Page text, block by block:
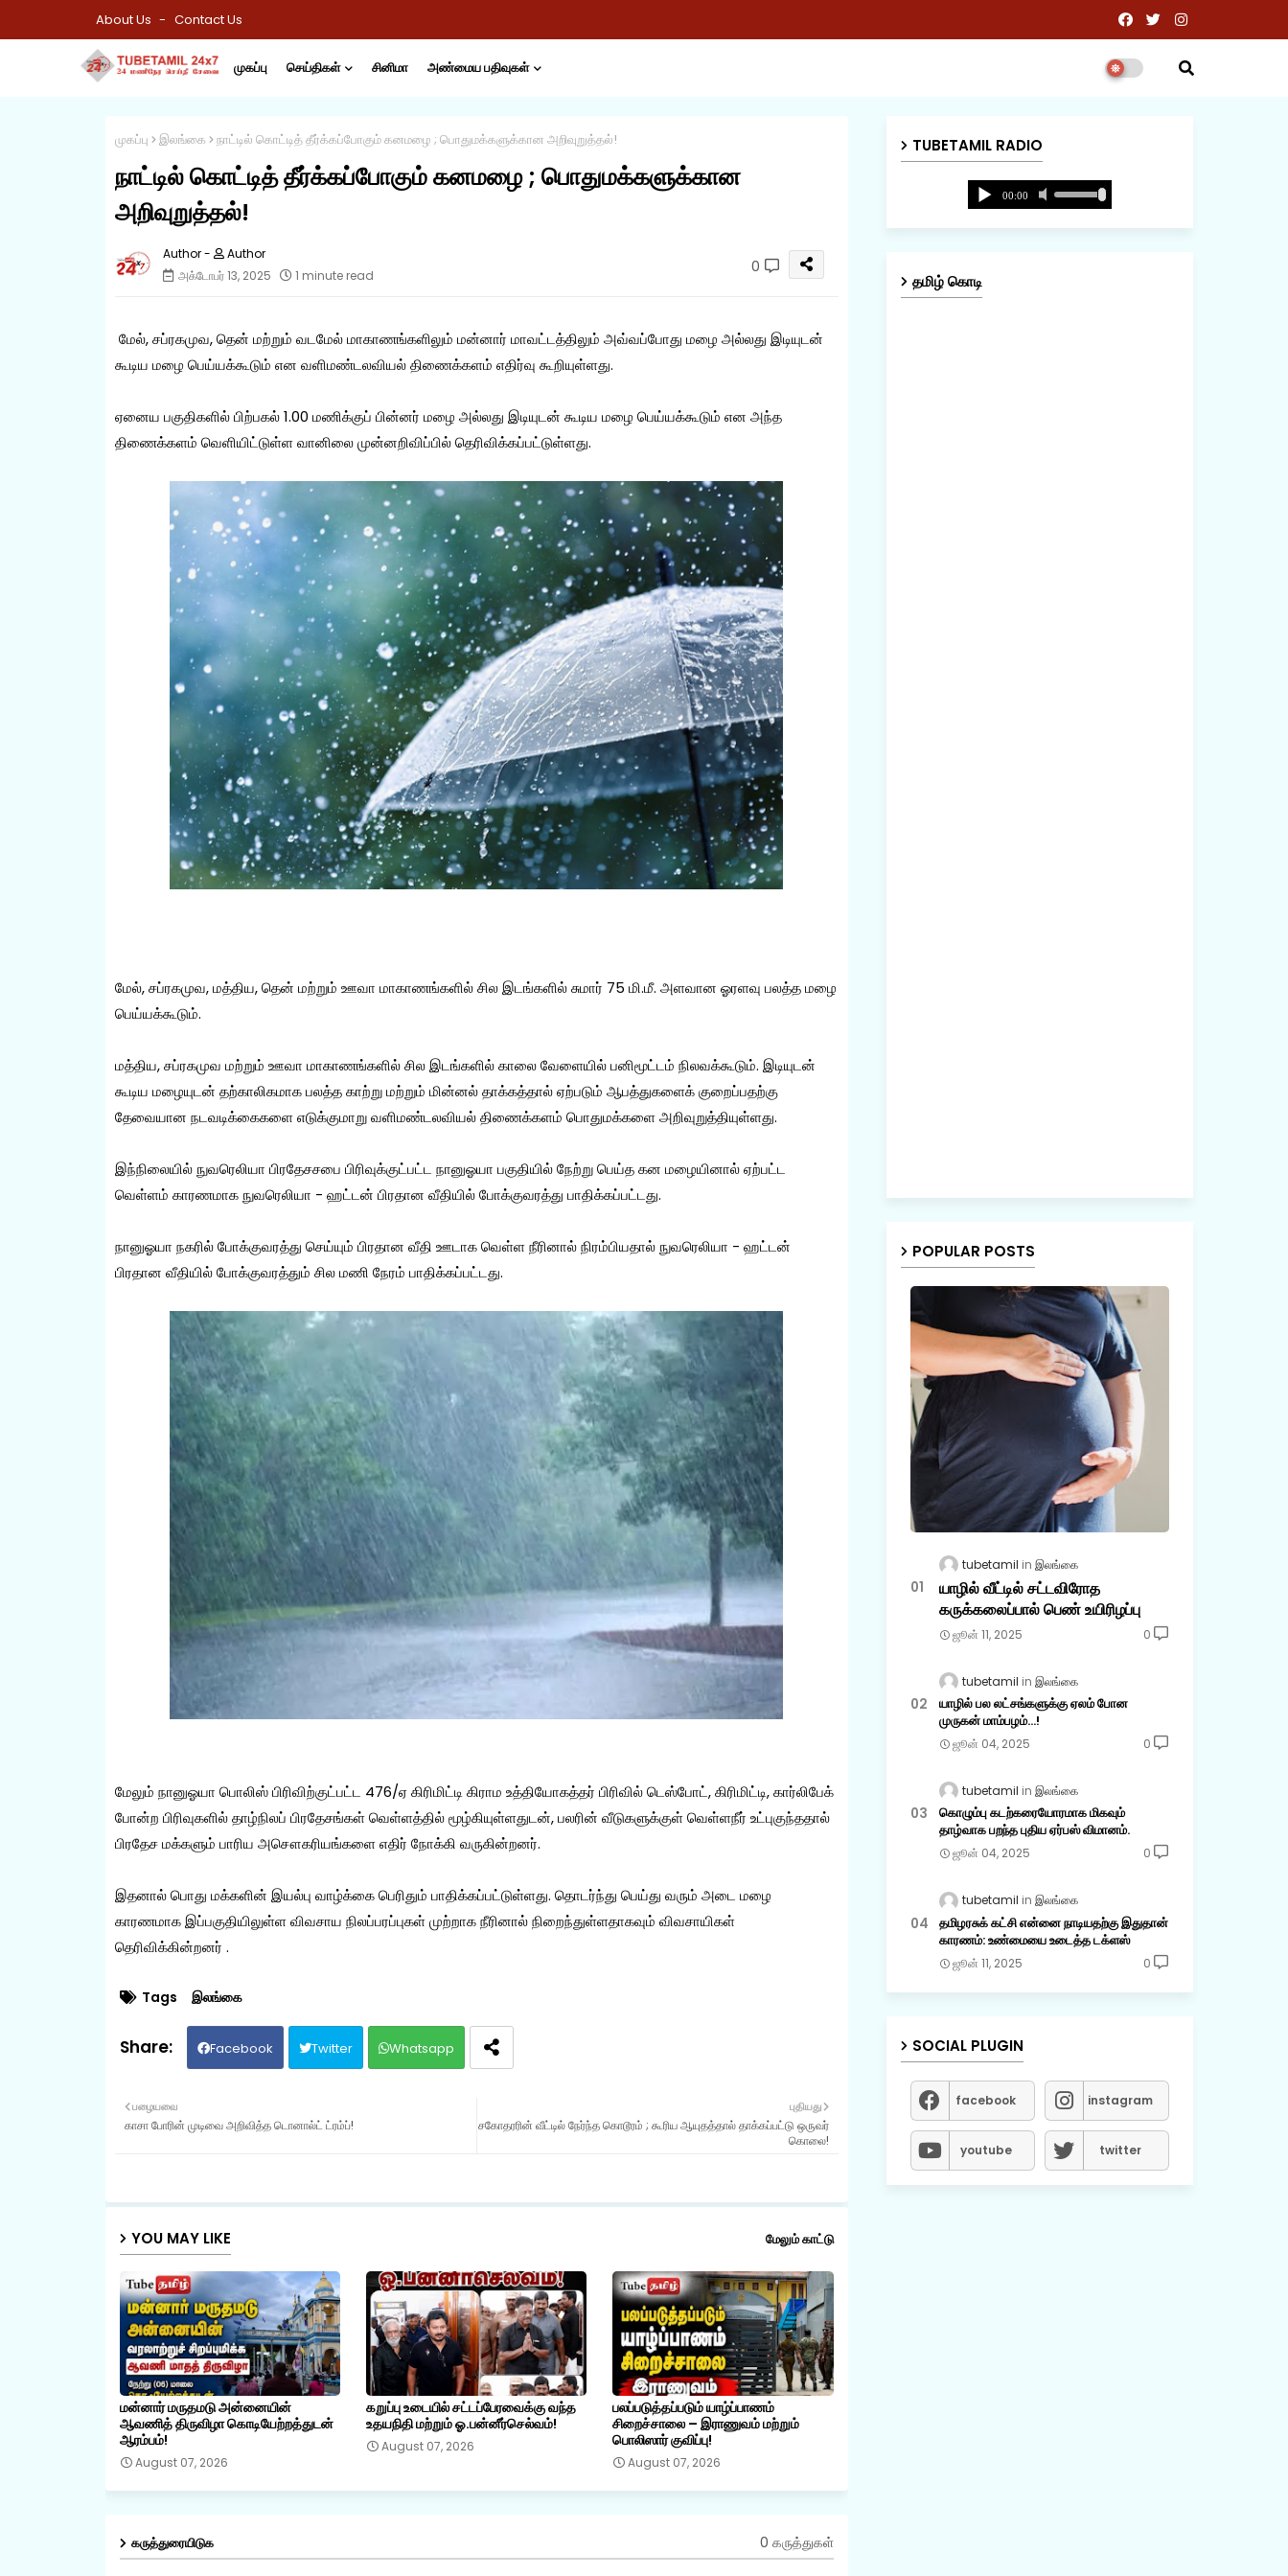
About Us Contact Us
முகப்பு செய்திகள் சினிமா அண்மைய பதிவுகள்
முகப்பு இலங்கை நாட்டில் கொட்டித் தீர்க்கப்போகும் கனமழை ; பொதுமக்களுக்கான அறிவுறுத்தல்!
நாட்டில் கொட்டித் தீர்க்கப்போகும் கனமழை ; பொதுமக்களுக்கான
அறிவுறுத்தல்!
Author
அக்டோபர் 13, 2025
1 minute read 0
மேல், சப்ரகமுவ, தென் மற்றும் வடமேல் மாகாணங்களிலும் மன்னார் மாவட்டத்திலும் அவ்வப்போது மழை அல்லது இடியுடன்
கூடிய மழை பெய்யக்கூடும் என வளிமண்டலவியல் திணைக்களம் எதிர்வு கூறியுள்ளது.
ஏனைய பகுதிகளில் பிற்பகல் 1.00 மணிக்குப் பின்னர் மழை அல்லது இடியுடன் கூடிய மழை பெய்யக்கூடும் என அந்த
திணைக்களம் வெளியிட்டுள்ள வானிலை முன்னறிவிப்பில் தெரிவிக்கப்பட்டுள்ளது.
மேல், சப்ரகமுவ, மத்திய, தென் மற்றும் ஊவா மாகாணங்களில் சில இடங்களில் சுமார் 75 மி.மீ. அளவான ஓரளவு பலத்த மழை
பெய்யக்கூடும்.
மத்திய, சப்ரகமுவ மற்றும் ஊவா மாகாணங்களில் சில இடங்களில் காலை வேளையில் பனிமூட்டம் நிலவக்கூடும். இடியுடன்
கூடிய மழையுடன் தற்காலிகமாக பலத்த காற்று மற்றும் மின்னல் தாக்கத்தால் ஏற்படும் ஆபத்துகளைக் குறைப்பதற்கு
தேவையான நடவடிக்கைகளை எடுக்குமாறு வளிமண்டலவியல் திணைக்களம் பொதுமக்களை அறிவுறுத்தியுள்ளது.
இந்நிலையில் நுவரெலியா பிரதேசசபை பிரிவுக்குட்பட்ட நானுஓயா பகுதியில் நேற்று பெய்த கன மழையினால் ஏற்பட்ட
வெள்ளம் காரணமாக நுவரெலியா - ஹட்டன் பிரதான வீதியில் போக்குவரத்து பாதிக்கப்பட்டது.
நானுஓயா நகரில் போக்குவரத்து செய்யும் பிரதான வீதி ஊடாக வெள்ள நீரினால் நிரம்பியதால் நுவரெலியா - ஹட்டன்
பிரதான வீதியில் போக்குவரத்தும் சில மணி நேரம் பாதிக்கப்பட்டது.
மேலும் நானுஓயா பொலிஸ் பிரிவிற்குட்பட்ட 476/ஏ கிரிமிட்டி கிராம உத்தியோகத்தர் பிரிவில் டெஸ்போட், கிரிமிட்டி, கார்லிபேக்
போன்ற பிரிவுகளில் தாழ்நிலப் பிரதேசங்கள் வெள்ளத்தில் மூழ்கியுள்ளதுடன், பலரின் வீடுகளுக்குள் வெள்ளநீர் உட்புகுந்ததால்
பிரதேச மக்களும் பாரிய அசௌகரியங்களை எதிர் நோக்கி வருகின்றனர்.
இதனால் பொது மக்களின் இயல்பு வாழ்க்கை பெரிதும் பாதிக்கப்பட்டுள்ளது. தொடர்ந்து பெய்து வரும் அடை மழை
காரணமாக இப்பகுதியிலுள்ள விவசாய நிலப்பரப்புகள் முற்றாக நீரினால் நிறைந்துள்ளதாகவும் விவசாயிகள்
தெரிவிக்கின்றனர் .
Tags இலங்கை
Facebook Twitter Whatsapp
புதியது
சகோதரரின் வீட்டில் நேர்ந்த கொடூரம் ; கூரிய ஆயுதத்தால் தாக்கப்பட்டு ஒருவர்
கொலை!
பழையவை
காசா போரின் முடிவை அறிவித்த டொனால்ட் ட்ரம்ப்!
YOU MAY LIKE மேலும் காட்டு
மன்னார் மருதமடு அன்னையின்
ஆவணித் திருவிழா கொடியேற்றத்துடன்
ஆரம்பம்!
August 07, 2026
கறுப்பு உடையில் சட்டப்பேரவைக்கு வந்த
உதயநிதி மற்றும் ஓ.பன்னீர்செல்வம்!
August 07, 2026
பலப்படுத்தப்படும் யாழ்ப்பாணம்
சிறைச்சாலை – இராணுவம் மற்றும்
பொலிஸார் குவிப்பு!
August 07, 2026
கருத்துரையிடுக 0 கருத்துகள்
TUBETAMIL RADIO
தமிழ் கொடி
POPULAR POSTS
tubetamil இலங்கை
யாழில் வீட்டில் சட்டவிரோத
கருக்கலைப்பால் பெண் உயிரிழப்பு
ஜூன் 11, 2025 0
tubetamil இலங்கை
யாழில் பல லட்சங்களுக்கு ஏலம் போன
முருகன் மாம்பழம்...!
ஜூன் 04, 2025 0
tubetamil இலங்கை
கொழும்பு கடற்கரையோரமாக மிகவும்
தாழ்வாக பறந்த புதிய ஏர்பஸ் விமானம்.
ஜூன் 04, 2025 0
tubetamil இலங்கை
தமிழரசுக் கட்சி என்னை நாடியதற்கு இதுதான்
காரணம்: உண்மையை உடைத்த டக்ளஸ்
ஜூன் 11, 2025 0
SOCIAL PLUGIN
facebook instagram
youtube twitter